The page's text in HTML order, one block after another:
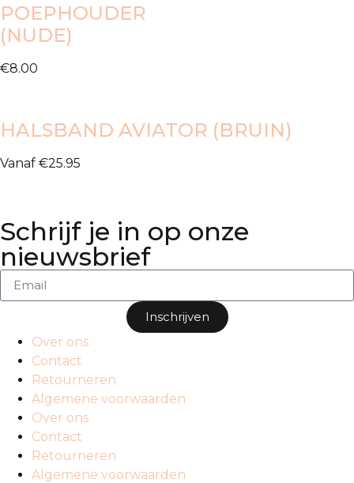
POEPHOUDER
(NUDE)
€8.00
HALSBAND AVIATOR (BRUIN)
Vanaf €25.95
Schrijf je in op onze
nieuwsbrief
Inschrijven
Over ons
Contact
Retourneren
Algemene voorwaarden
Over ons
Contact
Retourneren
Algemene voorwaarden